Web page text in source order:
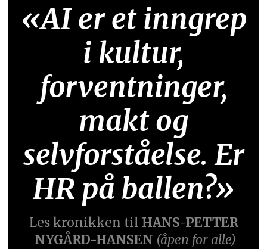
«AI er et inngrep
i kultur,
forventninger,
makt og
selvforståelse. Er
HR på ballen?»
Les kronikken til HANS-PETTER
NYGÅRD-HANSEN (åpen for alle)